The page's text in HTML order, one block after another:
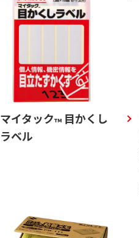
マイタック™目かくし
ラベル